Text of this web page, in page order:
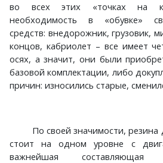
во всех этих «точках на
необходимость в «обувке»
средств: внедорожник, грузовик,
концов, кабриолет – все имеет
осях, а значит, они были
базовой комплектации, либо
причин: износились старые,
По своей значимости, резина
стоит на одном уровне с
важнейшая